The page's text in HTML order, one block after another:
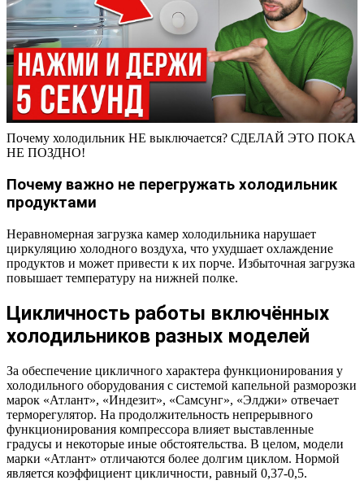
Почему холодильник НЕ выключается? СДЕЛАЙ ЭТО ПОКА
НЕ ПОЗДНО!
Почему важно не перегружать холодильник
продуктами
Неравномерная загрузка камер холодильника нарушает
циркуляцию холодного воздуха, что ухудшает охлаждение
продуктов и может привести к их порче. Избыточная загрузка
повышает температуру на нижней полке.
Цикличность работы включённых
холодильников разных моделей
За обеспечение цикличного характера функционирования у
холодильного оборудования с системой капельной разморозки
марок «Атлант», «Индезит», «Самсунг», «Элджи» отвечает
терморегулятор. На продолжительность непрерывного
функционирования компрессора влияет выставленные
градусы и некоторые иные обстоятельства. В целом, модели
марки «Атлант» отличаются более долгим циклом. Нормой
является коэффициент цикличности, равный 0,37-0,5.